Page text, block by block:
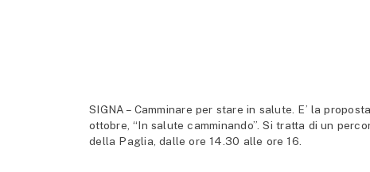
SIGNA – Camminare per stare in salute. E’ la
ottobre, “In salute camminando”. Si tratta di un
della Paglia, dalle ore 14.30 alle ore 16.